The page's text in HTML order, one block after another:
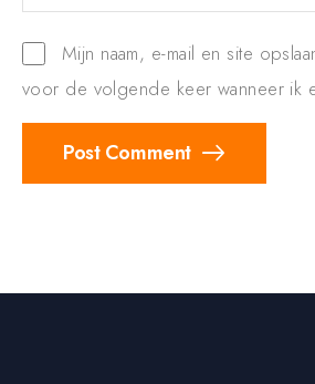
Mijn naam, e-mail en site
voor de volgende keer wanneer ik
Post Comment